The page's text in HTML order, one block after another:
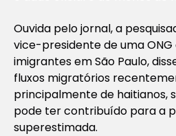
Ouvida pelo jornal, a
vice-presidente de uma
imigrantes em São Paulo,
fluxos migratórios
principalmente de haitianos,
pode ter contribuído para a
superestimada.